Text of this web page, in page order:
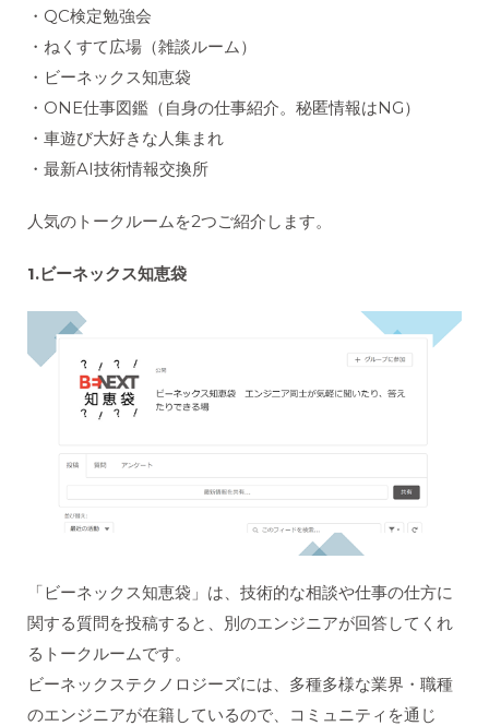
・QC検定勉強会
・ねくすて広場（雑談ルーム）
・ビーネックス知恵袋
・ONE仕事図鑑（自身の仕事紹介。秘匿情報はNG）
・車遊び大好きな人集まれ
・最新AI技術情報交換所
人気のトークルームを2つご紹介します。
1.ビーネックス知恵袋
「ビーネックス知恵袋」は、技術的な相談や仕事の仕方に
関する質問を投稿すると、別のエンジニアが回答してくれ
るトークルームです。
ビーネックステクノロジーズには、多種多様な業界・職種
のエンジニアが在籍しているので、コミュニティを通じ